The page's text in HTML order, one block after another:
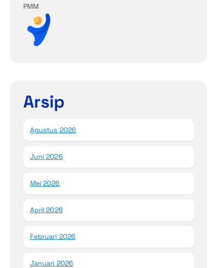
PMM
Arsip
Agustus 2026
Juni 2026
Mei 2026
April 2026
Februari 2026
Januari 2026